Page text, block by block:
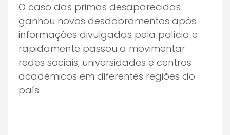
O caso das primas desaparecidas
ganhou novos desdobramentos após
informações divulgadas pela polícia e
rapidamente passou a movimentar
redes sociais, universidades e centros
acadêmicos em diferentes regiões do
país.